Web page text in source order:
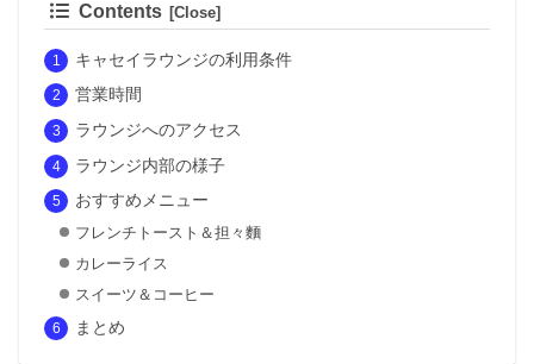
Contents
キャセイラウンジの利用条件
営業時間
ラウンジへのアクセス
ラウンジ内部の様子
おすすめメニュー
フレンチトースト＆担々麵
カレーライス
スイーツ＆コーヒー
まとめ